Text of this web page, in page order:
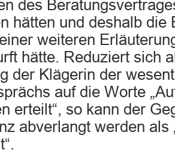
des
hätten und deshalb die
weiteren
hätte. Reduziert sich
der Klägerin der
auf die Worte
erteilt“, so kann der
abverlangt werden als